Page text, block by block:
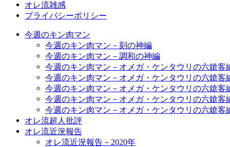
オレ流雑感
プライバシーポリシー
今週のキン肉マン
今週のキン肉マン－刻の神編
今週のキン肉マン－調和の神編
今週のキン肉マン－オメガ・ケンタウリの六鎗
今週のキン肉マン－オメガ・ケンタウリの六鎗
今週のキン肉マン－オメガ・ケンタウリの六鎗
今週のキン肉マン－オメガ・ケンタウリの六鎗
今週のキン肉マン－オメガ・ケンタウリの六鎗
オレ流超人批評
オレ流近況報告
オレ流近況報告－2020年